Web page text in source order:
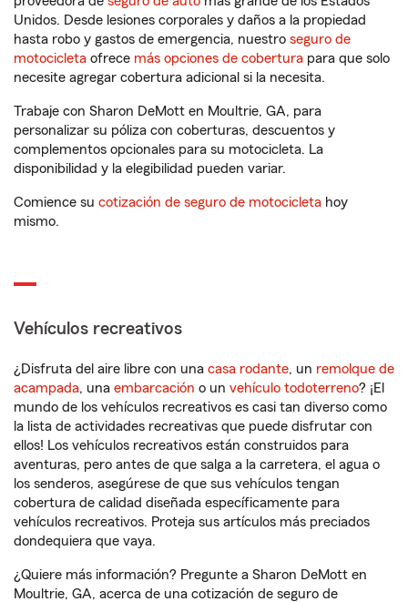
Unidos. Desde lesiones corporales y daños a la propiedad
hasta robo y gastos de emergencia, nuestro seguro de
motocicleta ofrece más opciones de cobertura para que solo
necesite agregar cobertura adicional si la necesita.
Trabaje con Sharon DeMott en Moultrie, GA, para
personalizar su póliza con coberturas, descuentos y
complementos opcionales para su motocicleta. La
disponibilidad y la elegibilidad pueden variar.
Comience su cotización de seguro de motocicleta hoy
mismo.
Vehículos recreativos
¿Disfruta del aire libre con una casa rodante, un remolque de
acampada, una embarcación o un vehículo todoterreno? ¡El
mundo de los vehículos recreativos es casi tan diverso como
la lista de actividades recreativas que puede disfrutar con
ellos! Los vehículos recreativos están construidos para
aventuras, pero antes de que salga a la carretera, el agua o
los senderos, asegúrese de que sus vehículos tengan
cobertura de calidad diseñada específicamente para
vehículos recreativos. Proteja sus artículos más preciados
dondequiera que vaya.
¿Quiere más información? Pregunte a Sharon DeMott en
Moultrie, GA, acerca de una cotización de seguro de